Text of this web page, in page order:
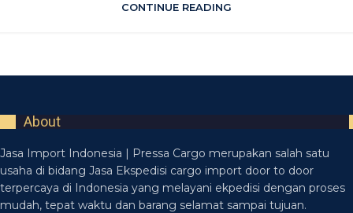
CONTINUE READING
About
Jasa Import Indonesia | Pressa Cargo merupakan salah satu
usaha di bidang Jasa Ekspedisi cargo import door to door
terpercaya di Indonesia yang melayani ekpedisi dengan proses
mudah, tepat waktu dan barang selamat sampai tujuan.